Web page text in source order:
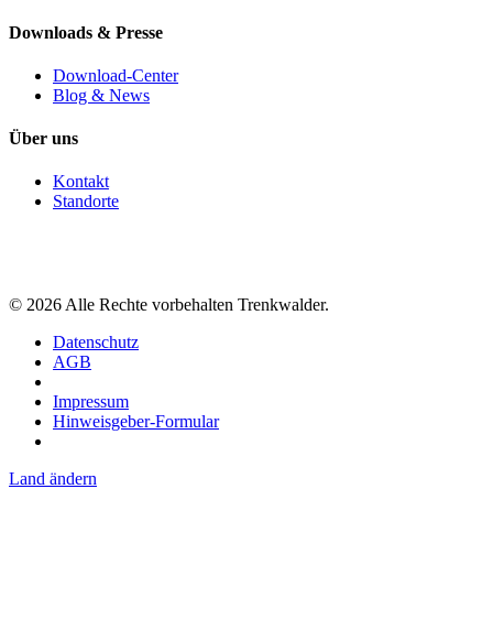
Downloads & Presse
Download-Center
Blog & News
Über uns
Kontakt
Standorte
© 2026 Alle Rechte vorbehalten Trenkwalder.
Datenschutz
AGB
Impressum
Hinweisgeber-Formular
Land ändern